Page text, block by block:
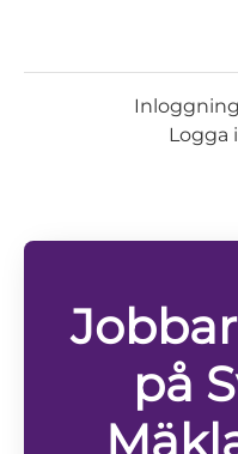
Logga
på